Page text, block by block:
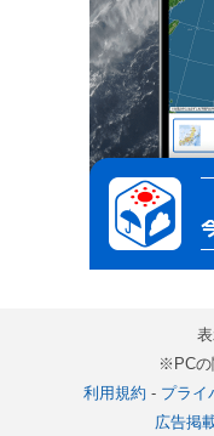
表
※PCの
利用規約 - プライ
広告掲